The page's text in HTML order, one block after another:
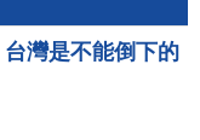
灣是不能倒下的